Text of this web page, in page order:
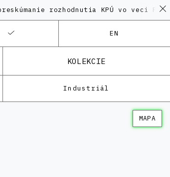
rozhodnutia KPÚ vo veci
EN
KOLEKCIE
Industriál
MAPA